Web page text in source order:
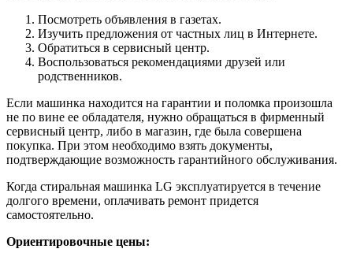
Посмотреть объявления в газетах.
Изучить предложения от частных лиц в Интернете.
Обратиться в сервисный центр.
Воспользоваться рекомендациями друзей или
родственников.
Если машинка находится на гарантии и поломка произошла
не по вине ее обладателя, нужно обращаться в фирменный
сервисный центр, либо в магазин, где была совершена
покупка. При этом необходимо взять документы,
подтверждающие возможность гарантийного обслуживания.
Когда стиральная машинка LG эксплуатируется в течение
долгого времени, оплачивать ремонт придется
самостоятельно.
Ориентировочные цены: